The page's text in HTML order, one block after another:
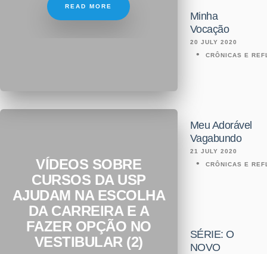
READ MORE
VÍDEOS SOBRE
CURSOS DA USP
AJUDAM NA ESCOLHA
DA CARREIRA E A
FAZER OPÇÃO NO
VESTIBULAR (2)
Minha
Vocação
20 JULY 2020
CRÔNICAS E
Meu Adorável
Vagabundo
21 JULY 2020
CRÔNICAS E
SÉRIE: O
NOVO